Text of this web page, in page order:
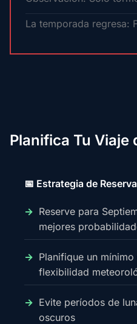
La temporada regresa:
Planifica Tu Viaje
📅 Estrategia de Reserva
Reserve para
mejores
Planifique un
flexibilidad
Evite períodos de
oscuros